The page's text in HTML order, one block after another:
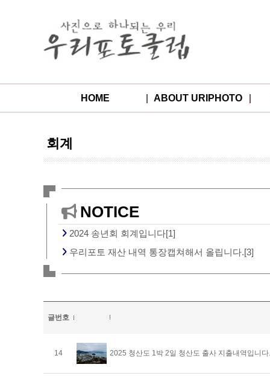
HOME ABOUT URIPHOTO
회계
NOTICE
2024 송년회 회계입니다[1]
우리포토 재산 내역 통장캡쳐해서 올립니다.[3]
글번호
14 2025 청산도 1박 2일 청산도 출사 지출내역입니다.